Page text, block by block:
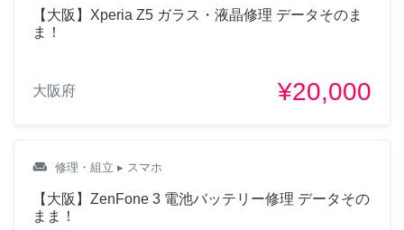
【大阪】Xperia Z5 ガラス・液晶修理 データそのま
ま！
大阪府 ¥20,000
weekend 修理・組立 ▸ スマホ
【大阪】ZenFone 3 電池バッテリー修理 データその
まま！